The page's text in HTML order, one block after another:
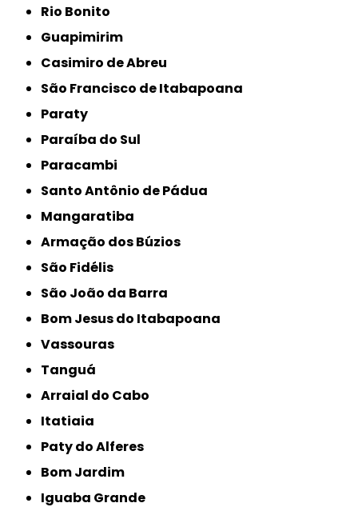
Rio Bonito
Guapimirim
Casimiro de Abreu
São Francisco de Itabapoana
Paraty
Paraíba do Sul
Paracambi
Santo Antônio de Pádua
Mangaratiba
Armação dos Búzios
São Fidélis
São João da Barra
Bom Jesus do Itabapoana
Vassouras
Tanguá
Arraial do Cabo
Itatiaia
Paty do Alferes
Bom Jardim
Iguaba Grande